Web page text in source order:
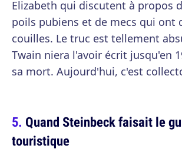
Elizabeth qui discutent à propos
poils pubiens et de mecs qui ont
couilles. Le truc est tellement
Twain niera l'avoir écrit jusqu'en
sa mort. Aujourd'hui, c'est
Quand Steinbeck faisait le
touristique